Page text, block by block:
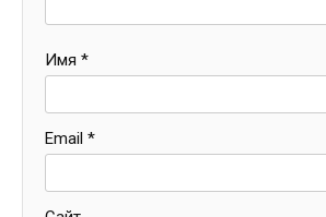
Имя *
Email *